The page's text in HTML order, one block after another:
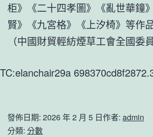
柜》《二十四孝圖》《亂世華鐘
賢》《九宮格》《上汐椅》等作
（中國財貿輕紡煙草工會全國委
TC:elanchair29a
發佈日期: 2026 年 2 月 5 日作者: admin
分類: 分數